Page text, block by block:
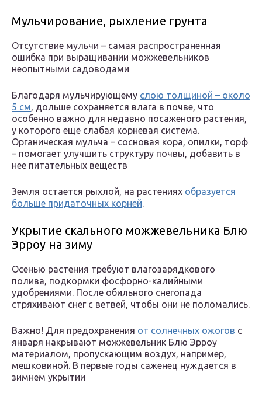
Мульчирование, рыхление грунта
Отсутствие мульчи – самая распространенная
ошибка при выращивании можжевельников
неопытными садоводами
Благодаря мульчирующему слою толщиной – около
5 см, дольше сохраняется влага в почве, что
особенно важно для недавно посаженого растения,
у которого еще слабая корневая система.
Органическая мульча – сосновая кора, опилки, торф
– помогает улучшить структуру почвы, добавить в
нее питательных веществ
Земля остается рыхлой, на растениях образуется
больше придаточных корней.
Укрытие скального можжевельника Блю
Эрроу на зиму
Осенью растения требуют влагозарядкового
полива, подкормки фосфорно-калийными
удобрениями. После обильного снегопада
стряхивают снег с ветвей, чтобы они не поломались.
Важно! Для предохранения от солнечных ожогов с
января накрывают можжевельник Блю Эрроу
материалом, пропускающим воздух, например,
мешковиной. В первые годы саженец нуждается в
зимнем укрытии